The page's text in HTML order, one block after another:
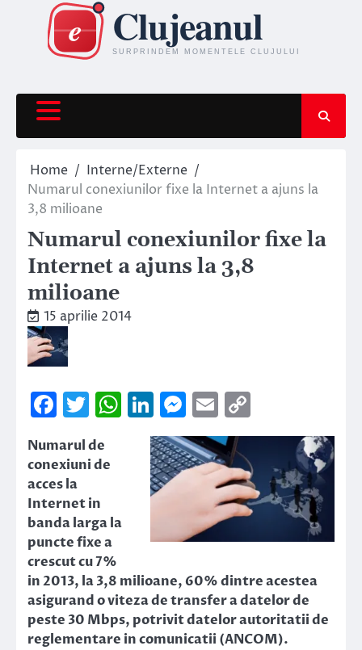
content
Home
Interne/Externe
Numarul conexiunilor fixe la Internet a ajuns la
3,8 milioane
Numarul conexiunilor fixe la
Internet a ajuns la 3,8
milioane
15 aprilie 2014
Facebook
Twitter
WhatsApp
LinkedIn
Messenger
Email
Link
Numarul de
conexiuni de
acces la
Internet in
banda larga la
puncte fixe a
crescut cu 7%
in 2013, la 3,8 milioane, 60% dintre acestea
asigurand o viteza de transfer a datelor de
peste 30 Mbps, potrivit datelor autoritatii de
reglementare in comunicatii (ANCOM).